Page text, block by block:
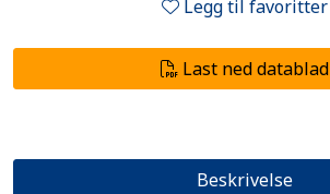
Legg til favoritter
Last ned datablad
Beskrivelse